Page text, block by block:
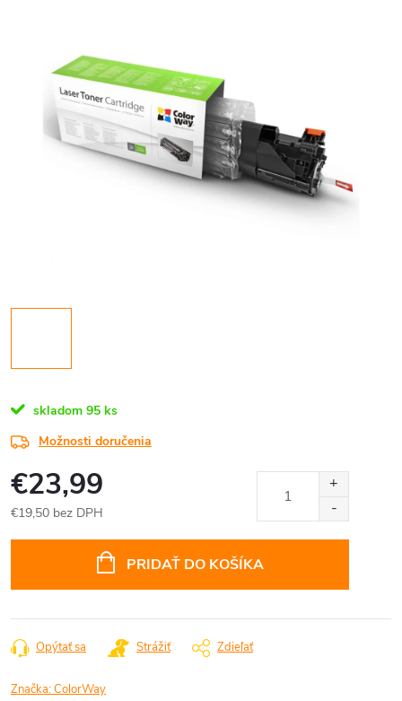
skladom 95 ks
Možnosti doručenia
€23,99
€19,50 bez DPH
PRIDAŤ DO KOŠÍKA
Opýtať sa Strážiť Zdieľať
Značka:ColorWay